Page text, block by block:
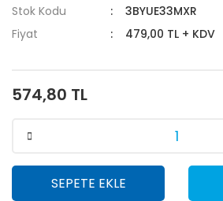
Stok Kodu
3BYUE33MXR
Fiyat
479,00 TL + KDV
574,80 TL
SEPETE EKLE